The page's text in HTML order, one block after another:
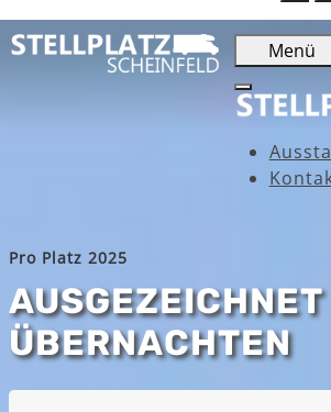
Menü
Pro Platz 2025
AUSGEZEICHNET
ÜBERNACHTEN